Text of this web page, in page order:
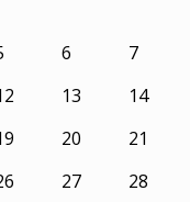
6 7
13 14
20 21
27 28